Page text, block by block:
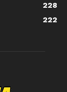
228
222